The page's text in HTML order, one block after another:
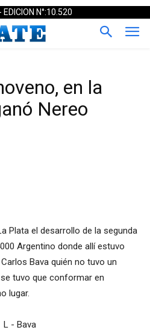
EDICION N°:10.520
en la
Nereo
Plata el desarrollo de la segunda
Argentino donde allí estuvo
Bava quién no tuvo un
tuvo que conformar en
lugar.